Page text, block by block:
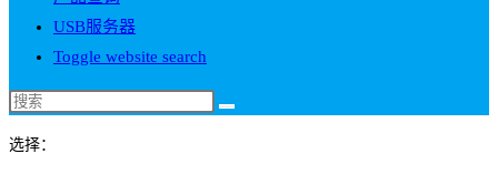
USB服务器
Toggle website search
选择：